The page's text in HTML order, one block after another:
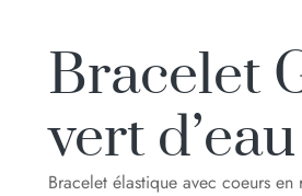
Bracelet
vert
Bracelet élastique avec coeurs